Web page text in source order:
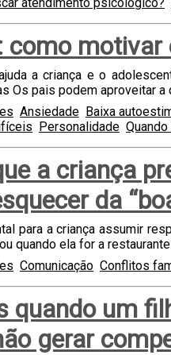
como
a criança e o
Os pais podem aproveitar
Ansiedade Baixa
Personalidade
a criança
da
para a criança assumir
quando ela for a
Comunicação Conflitos
quando um
gerar